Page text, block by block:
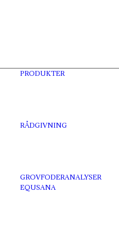
PRODUKTER
RÅDGIVNING
GROVFODERANALYSER
EQUSANA